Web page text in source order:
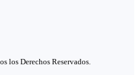
los Derechos Reservados.